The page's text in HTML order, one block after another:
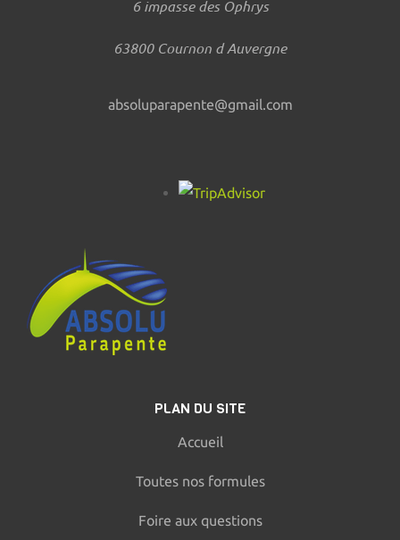
6 impasse des Ophrys
63800 Cournon d Auvergne
absoluparapente@gmail.com
PLAN DU SITE
Accueil
Toutes nos formules
Foire aux questions